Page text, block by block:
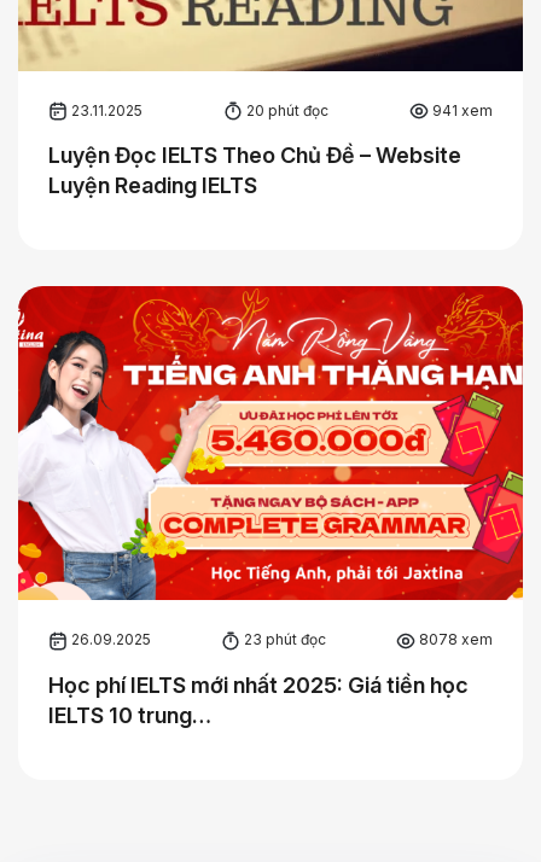
23.11.2025 20 phút đọc 941 xem
Luyện Đọc IELTS Theo Chủ Đề – Website
Luyện Reading IELTS
26.09.2025 23 phút đọc 8078 xem
Học phí IELTS mới nhất 2025: Giá tiền học
IELTS 10 trung…